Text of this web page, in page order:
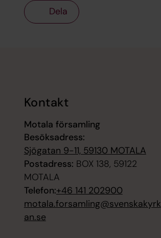
Dela
Kontakt
Motala församling
Besöksadress:
Sjögatan 9-11, 59130 MOTALA
Postadress: BOX 138, 59122
MOTALA
Telefon:+46 141 202900
motala.forsamling@svenskakyrk
an.se